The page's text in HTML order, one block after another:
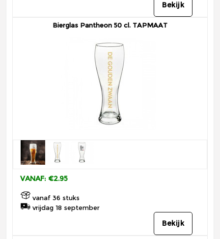
Bekijk
Bierglas Pantheon 50 cl. TAPMAAT
VANAF: €2.95
vanaf 36 stuks
vrijdag 18 september
Bekijk